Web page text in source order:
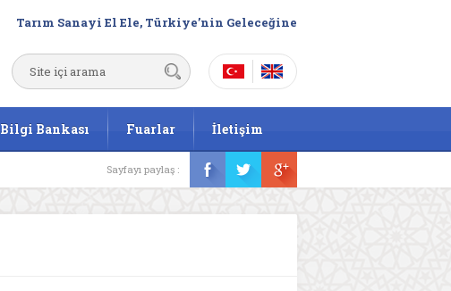
Tarım Sanayi El Ele, Türkiye’nin Geleceğine
Bilgi Bankası Fuarlar İletişim
Sayfayı paylaş :